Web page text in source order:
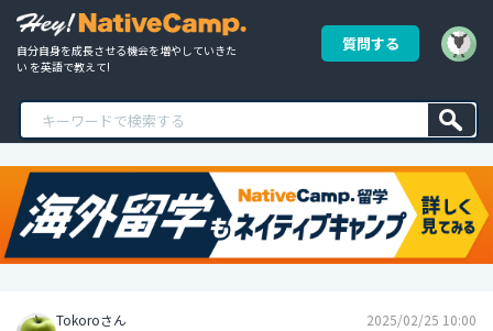
自分自身を成長させる機会を増やしていきた
い を英語で教えて!
質問する
Tokoroさん 2025/02/25 10:00